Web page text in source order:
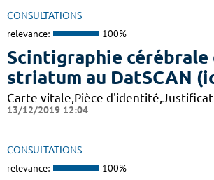
CONSULTATIONS
relevance: 100%
Scintigraphie cérébrale
striatum au DatSCAN
Carte vitale,Pièce
13/12/2019 12:04
CONSULTATIONS
relevance: 100%